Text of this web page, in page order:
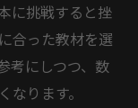
に挑戦すると挫
合った教材を選
考にしつつ、数
ります。